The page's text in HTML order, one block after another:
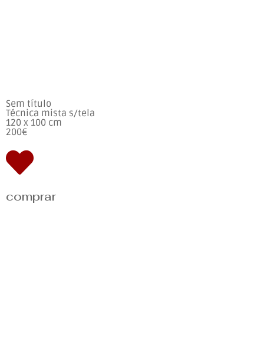
Sem título
Técnica mista s/tela
120 x 100 cm
200€
comprar